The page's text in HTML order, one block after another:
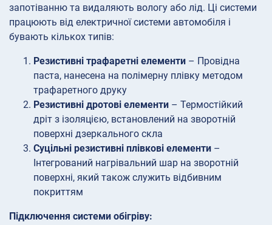
запотіванню та видаляють вологу або лід. Ці системи
працюють від електричної системи автомобіля і
бувають кількох типів:
Резистивні трафаретні елементи – Провідна
паста, нанесена на полімерну плівку методом
трафаретного друку
Резистивні дротові елементи – Термостійкий
дріт з ізоляцією, встановлений на зворотній
поверхні дзеркального скла
Суцільні резистивні плівкові елементи –
Інтегрований нагрівальний шар на зворотній
поверхні, який також служить відбивним
покриттям
Підключення системи обігріву: